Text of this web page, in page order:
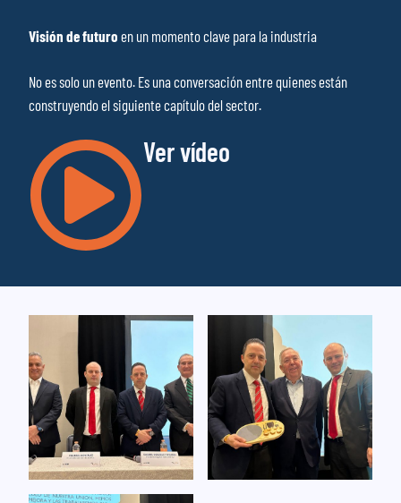
Visión de futuro en un momento clave para la industria
No es solo un evento. Es una conversación entre quienes están
construyendo el siguiente capítulo del sector.
Ver vídeo